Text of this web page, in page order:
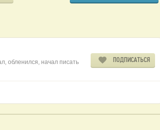
обленился, начал писать
ПОДПИСАТЬСЯ